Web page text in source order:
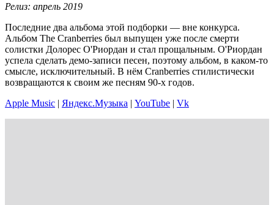
Релиз: апрель 2019
Последние два альбома этой подборки — вне конкурса.
Альбом The Cranberries был выпущен уже после смерти
солистки Долорес О'Риордан и стал прощальным. О'Риордан
успела сделать демо-записи песен, поэтому альбом, в каком-то
смысле, исключительный. В нём Cranberries стилистически
возвращаются к своим же песням 90-х годов.
Apple Music | Яндекс.Музыка | YouTube | Vk